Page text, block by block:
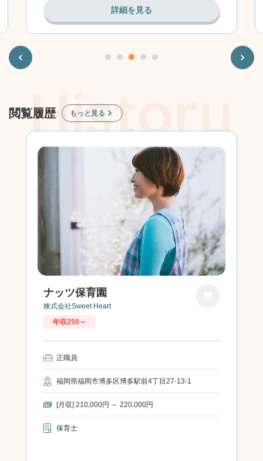
Previous
詳細を見る
Next
閲覧履歴 もっと見る
ナッツ保育園
株式会社Sweet Heart
年収250～
正職員
福岡県福岡市博多区博多駅前4丁目27-13-1
[月収] 210,000円 ～ 220,000円
保育士